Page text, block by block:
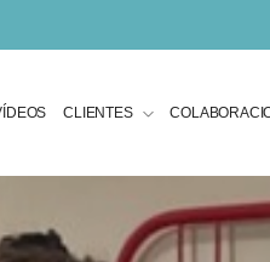
CLIENTES